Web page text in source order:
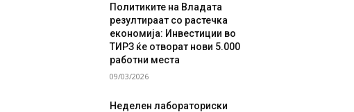
Политиките на Владата
резултираат со растечка
економија: Инвестиции во
ТИРЗ ќе отворат нови 5.000
работни места
09/03/2026
Неделен лабораториски